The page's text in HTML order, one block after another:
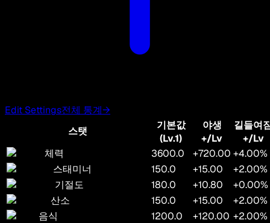
Edit Settings전체 통계→
스탯
기본값
(Lv.1)
야생
+/Lv
길들여
+/Lv
체력
3600.0 +720.00 +4.00%
스태미너
150.0 +15.00
+2.00%
기절도
180.0 +10.80
+0.00%
산소
150.0 +15.00
+2.00%
음식
1200.0 +120.00 +2.00%